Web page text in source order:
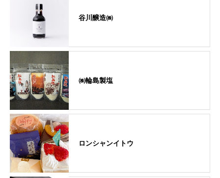
谷川醸造㈱
㈱輪島製塩
ロンシャンイトウ